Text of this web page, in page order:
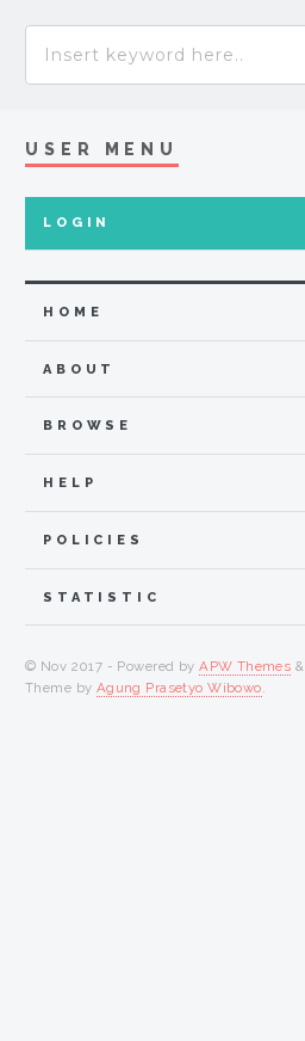
USER MENU
LOGIN
HOME
ABOUT
BROWSE
HELP
POLICIES
STATISTIC
© Nov 2017 - Powered byAPW Themes &
Theme by Agung Prasetyo Wibowo.